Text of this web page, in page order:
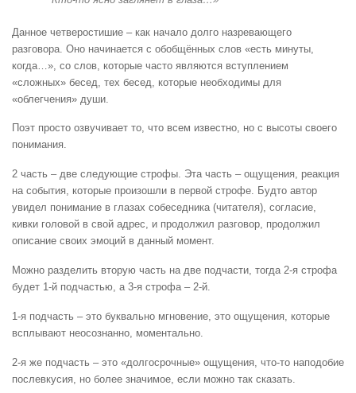
Данное четверостишие – как начало долго назревающего
разговора. Оно начинается с обобщённых слов «есть минуты,
когда…», со слов, которые часто являются вступлением
«сложных» бесед, тех бесед, которые необходимы для
«облегчения» души.
Поэт просто озвучивает то, что всем известно, но с высоты своего
понимания.
2 часть – две следующие строфы. Эта часть – ощущения, реакция
на события, которые произошли в первой строфе. Будто автор
увидел понимание в глазах собеседника (читателя), согласие,
кивки головой в свой адрес, и продолжил разговор, продолжил
описание своих эмоций в данный момент.
Можно разделить вторую часть на две подчасти, тогда 2-я строфа
будет 1-й подчастью, а 3-я строфа – 2-й.
1-я подчасть – это буквально мгновение, это ощущения, которые
всплывают неосознанно, моментально.
2-я же подчасть – это «долгосрочные» ощущения, что-то наподобие
послевкусия, но более значимое, если можно так сказать.